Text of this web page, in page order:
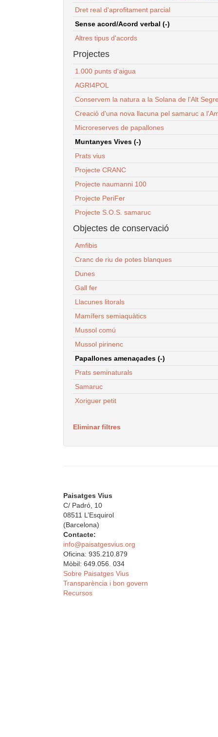
Dret real d'aprofitament parcial
Sense acord/Acord verbal (-)
Altres tipus d'acords
Projectes
1.000 punts d'aigua
AGRI4POL
Conservem la natura a la Solana de l'Alt
Creació d'una nova llacuna pel samaruc a
Microreserves de papallones
Muntanyes Vives (-)
Prats vius
Projecte CRANC
Projecte naumanni 100
Projecte PeriFer
Projecte S.O.S. samaruc
Objectes de conservació
Amfibis
Cranc de riu de potes blanques
Dunes
Gall fer
Llacunes litorals
Mamífers semiaquàtics
Mussol comú
Mussol pirinenc
Papallones amenaçades (-)
Prats seminaturals
Samaruc
Xoriguer petit
Eliminar filtres
Paisatges Vius
C/ Padró, 10
08511 L’Esquirol
(Barcelona)
Contacte:
info@paisatgesvius.org
Oficina: 935.210.879
Mòbil: 649.056. 034
Sobre Paisatges Vius
Transparència i bon govern
Recursos